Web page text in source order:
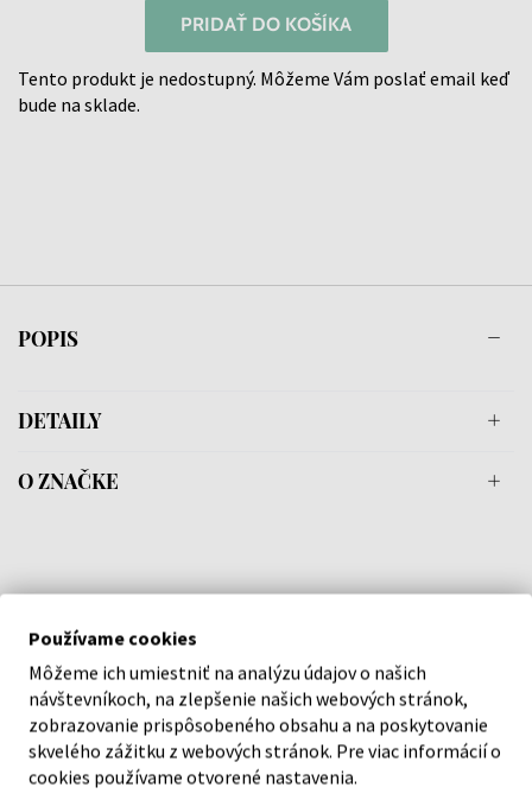
PRIDAŤ DO KOŠÍKA
Tento produkt je nedostupný. Môžeme Vám poslať email keď
bude na sklade.
POPIS
DETAILY
O ZNAČKE
Používame cookies
Môžeme ich umiestniť na analýzu údajov o našich
návštevníkoch, na zlepšenie našich webových stránok,
zobrazovanie prispôsobeného obsahu a na poskytovanie
skvelého zážitku z webových stránok. Pre viac informácií o
cookies používame otvorené nastavenia.